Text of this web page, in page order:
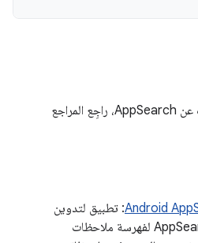
للاطّلاع على مزيد من المعلومات عن AppSearch، راجِع المراجع
: تطبيق لتدوين
الملاحظات يستخدم AppSearch لفهرسة ملاحظات